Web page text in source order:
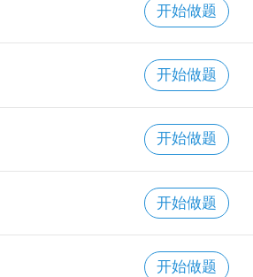
开始做题
开始做题
开始做题
开始做题
开始做题